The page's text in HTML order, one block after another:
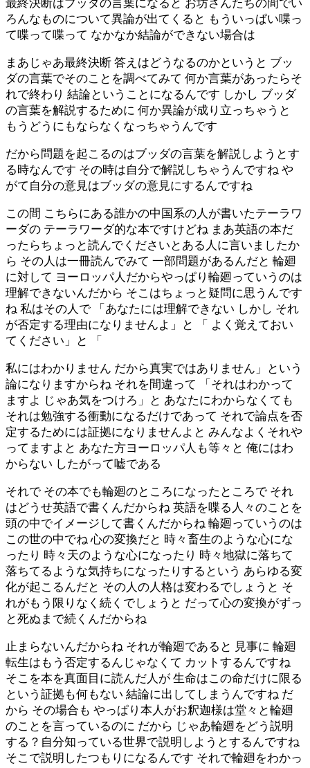
最終決断はブッダの言葉になると お坊さんたちの間でい
ろんなものについて異論が出てくると もういっぱい喋っ
て喋って喋って なかなか結論ができない場合は
まあじゃあ最終決断 答えはどうなるのかというと ブッ
ダの言葉でそのことを調べてみて 何か言葉があったらそ
れで終わり 結論ということになるんです しかし ブッダ
の言葉を解説するために 何か異論が成り立っちゃうと
もうどうにもならなくなっちゃうんです
だから問題を起こるのはブッダの言葉を解説しようとす
る時なんです その時は自分で解説しちゃうんですね や
がて自分の意見はブッダの意見にするんですね
この間 こちらにある誰かの中国系の人が書いたテーラワ
ーダの テーラワーダ的な本ですけどね まあ英語の本だ
ったらちょっと読んでくださいとある人に言いましたか
ら その人は一冊読んでみて 一部問題があるんだと 輪廻
に対して ヨーロッパ人だからやっぱり輪廻っていうのは
理解できないんだから そこはちょっと疑問に思うんです
ね 私はその人で 「あなたには理解できない しかし それ
が否定する理由になりませんよ」と 「 よく覚えておい
てください」と 「
私にはわかりません だから真実ではありません」という
論になりますからね それを間違って 「それはわかって
ますよ じゃあ気をつけろ」と あなたにわからなくても
それは勉強する衝動になるだけであって それで論点を否
定するためには証拠になりませんよと みんなよくそれや
ってますよと あなた方ヨーロッパ人も等々と 俺にはわ
からない したがって嘘である
それで その本でも輪廻のところになったところで それ
はどうせ英語で書くんだからね 英語を喋る人々のことを
頭の中でイメージして書くんだからね 輪廻っていうのは
この世の中でね 心の変換だと 時々畜生のような心にな
ったり 時々天のような心になったり 時々地獄に落ちて
落ちてるような気持ちになったりするという あらゆる変
化が起こるんだと その人の人格は変わるでしょうと そ
れがもう限りなく続くでしょうと だって心の変換がずっ
と死ぬまで続くんだからね
止まらないんだからね それが輪廻であると 見事に 輪廻
転生はもう否定するんじゃなくて カットするんですね
そこを本を真面目に読んだ人が 生命はこの命だけに限る
という証拠も何もない 結論に出してしまうんですね だ
から その場合も やっぱり本人がお釈迦様は堂々と輪廻
のことを言っているのに だから じゃあ輪廻をどう説明
する？自分知っている世界で説明しようとするんですね
そこで説明したつもりになるんです それで輪廻をわかっ